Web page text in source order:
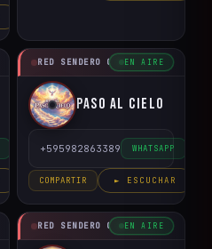
RED SENDERO CRISTIANO
EN AIRE
Paso al Cielo
+595982863389 WHATSAPP
COMPARTIR ► ESCUCHAR
RED SENDERO CRISTIANO
EN AIRE